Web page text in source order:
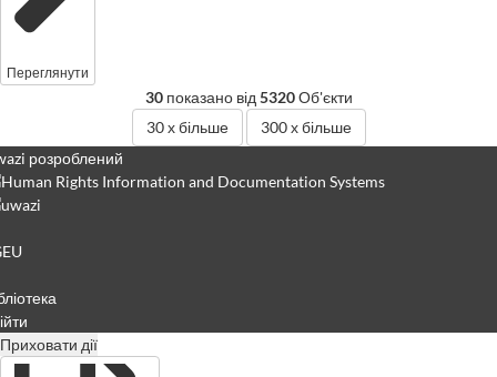
Переглянути
30 показано від 5320 Об'єкти
30 х більше 300 х більше
розроблений
Приховати дії